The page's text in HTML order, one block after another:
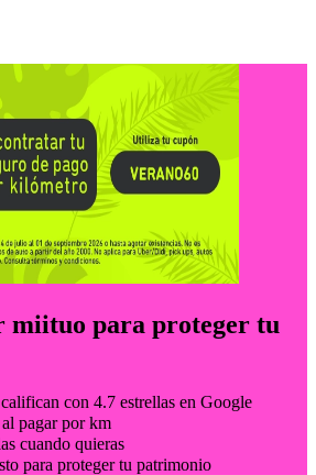
00 ó
miituo para proteger tu
con 4.7 estrellas en Google
pagar por km
cuando quieras
para proteger tu patrimonio